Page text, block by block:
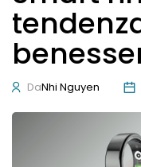
DaNhi Nguyen